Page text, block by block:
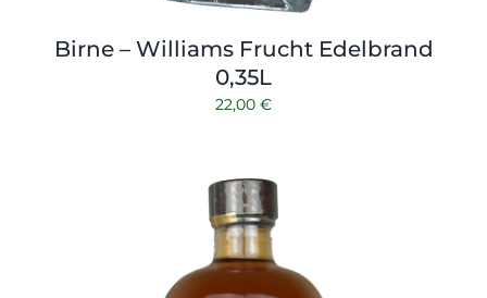
Birne – Williams Frucht Edelbrand
0,35L
22,00 €